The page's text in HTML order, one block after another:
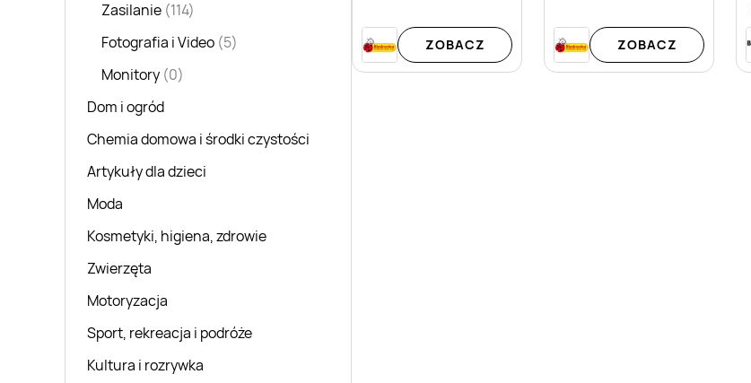
Zasilanie (114)
Fotografia i Video (5)
Monitory (0)
Dom i ogród
Chemia domowa i środki czystości
Artykuły dla dzieci
Moda
Kosmetyki, higiena, zdrowie
Zwierzęta
Motoryzacja
Sport, rekreacja i podróże
Kultura i rozrywka
ZOBACZ ZOBACZ